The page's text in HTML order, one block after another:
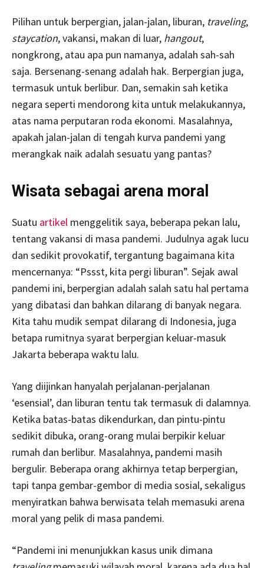
Pilihan untuk berpergian, jalan-jalan, liburan, traveling,
staycation, vakansi, makan di luar, hangout,
nongkrong, atau apa pun namanya, adalah sah-sah
saja. Bersenang-senang adalah hak. Berpergian juga,
termasuk untuk berlibur. Dan, semakin sah ketika
negara seperti mendorong kita untuk melakukannya,
atas nama perputaran roda ekonomi. Masalahnya,
apakah jalan-jalan di tengah kurva pandemi yang
merangkak naik adalah sesuatu yang pantas?
Wisata sebagai arena moral
Suatu artikel menggelitik saya, beberapa pekan lalu,
tentang vakansi di masa pandemi. Judulnya agak lucu
dan sedikit provokatif, tergantung bagaimana kita
mencernanya: “Pssst, kita pergi liburan”. Sejak awal
pandemi ini, berpergian adalah salah satu hal pertama
yang dibatasi dan bahkan dilarang di banyak negara.
Kita tahu mudik sempat dilarang di Indonesia, juga
betapa rumitnya syarat berpergian keluar-masuk
Jakarta beberapa waktu lalu.
Yang diijinkan hanyalah perjalanan-perjalanan
‘esensial’, dan liburan tentu tak termasuk di dalamnya.
Ketika batas-batas dikendurkan, dan pintu-pintu
sedikit dibuka, orang-orang mulai berpikir keluar
rumah dan berlibur. Masalahnya, pandemi masih
bergulir. Beberapa orang akhirnya tetap berpergian,
tapi tanpa gembar-gembor di media sosial, sekaligus
menyiratkan bahwa berwisata telah memasuki arena
moral yang pelik di masa pandemi.
“Pandemi ini menunjukkan kasus unik dimana